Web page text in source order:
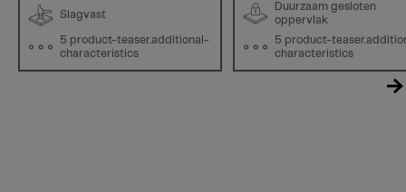
Slagvast
5 product-teaser.additional-
characteristics
Duurzaam gesloten
oppervlak
5 product-
characteristics